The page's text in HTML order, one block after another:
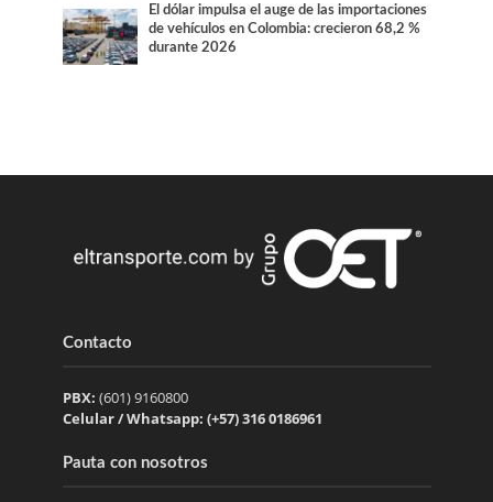
El dólar impulsa el auge de las importaciones
de vehículos en Colombia: crecieron 68,2 %
durante 2026
Contacto
PBX: (601) 9160800
Celular / Whatsapp: (+57) 316 0186961
Pauta con nosotros